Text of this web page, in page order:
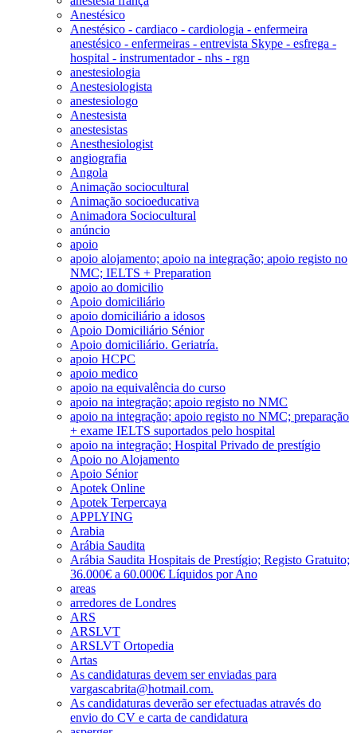
Anestésico
Anestésico - cardiaco - cardiologia - enfermeira
anestésico - enfermeiras - entrevista Skype - esfrega -
hospital - instrumentador - nhs - rgn
anestesiologia
Anestesiologista
anestesiologo
Anestesista
anestesistas
Anesthesiologist
angiografia
Angola
Animação sociocultural
Animação socioeducativa
Animadora Sociocultural
anúncio
apoio
apoio alojamento; apoio na integração; apoio registo no
NMC; IELTS + Preparation
apoio ao domicilio
Apoio domiciliário
apoio domiciliário a idosos
Apoio Domiciliário Sénior
Apoio domiciliário. Geriatría.
apoio HCPC
apoio medico
apoio na equivalência do curso
apoio na integração; apoio registo no NMC
apoio na integração; apoio registo no NMC; preparação
+ exame IELTS suportados pelo hospital
apoio na integração; Hospital Privado de prestígio
Apoio no Alojamento
Apoio Sénior
Apotek Online
Apotek Terpercaya
APPLYING
Arabia
Arábia Saudita
Arábia Saudita Hospitais de Prestígio; Registo Gratuito;
36.000€ a 60.000€ Líquidos por Ano
areas
arredores de Londres
ARS
ARSLVT
ARSLVT Ortopedia
Artas
As candidaturas devem ser enviadas para
vargascabrita@hotmail.com.
As candidaturas deverão ser efectuadas através do
envio do CV e carta de candidatura